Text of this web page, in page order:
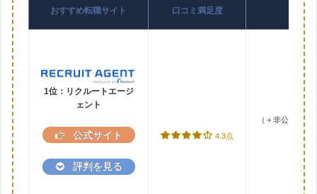
おすすめ転職サイト 口コミ満足度
1位：リクルートエージ
ェント
公式サイト
評判を見る
4.3点
（＋非公開求人